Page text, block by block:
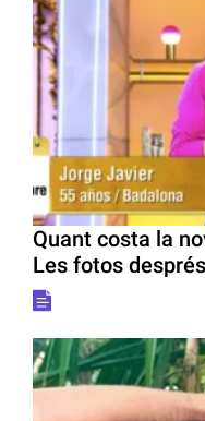
Quant costa la
Les fotos